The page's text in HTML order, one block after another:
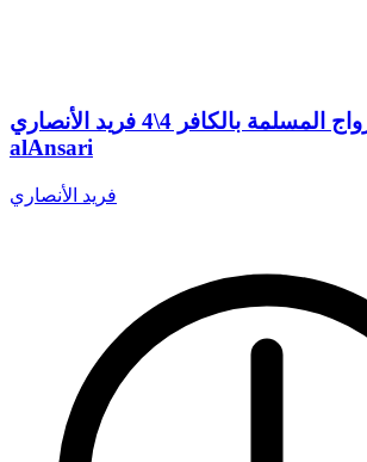
حرمة زواج المسلمة بالكافر 4\4 فريد الأنصاري Farid
alAnsari
فريد الأنصاري